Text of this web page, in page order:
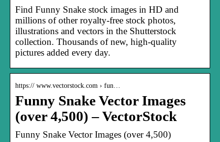
Find Funny Snake stock images in HD and
millions of other royalty-free stock photos,
illustrations and vectors in the Shutterstock
collection. Thousands of new, high-quality
pictures added every day.
https:// www.vectorstock.com › fun…
Funny Snake Vector Images
(over 4,500) – VectorStock
Funny Snake Vector Images (over 4,500)